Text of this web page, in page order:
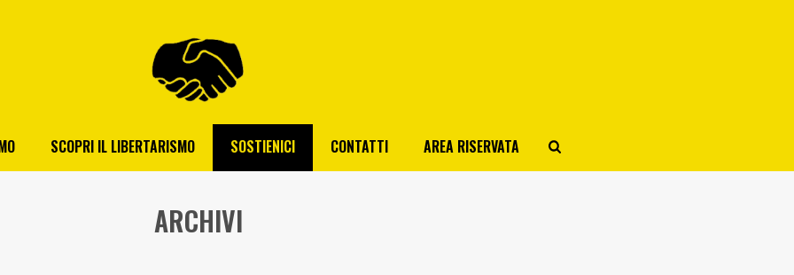
SCOPRI IL LIBERTARISMO SOSTIENICI CONTATTI AREA RISERVATA
ARCHIVI